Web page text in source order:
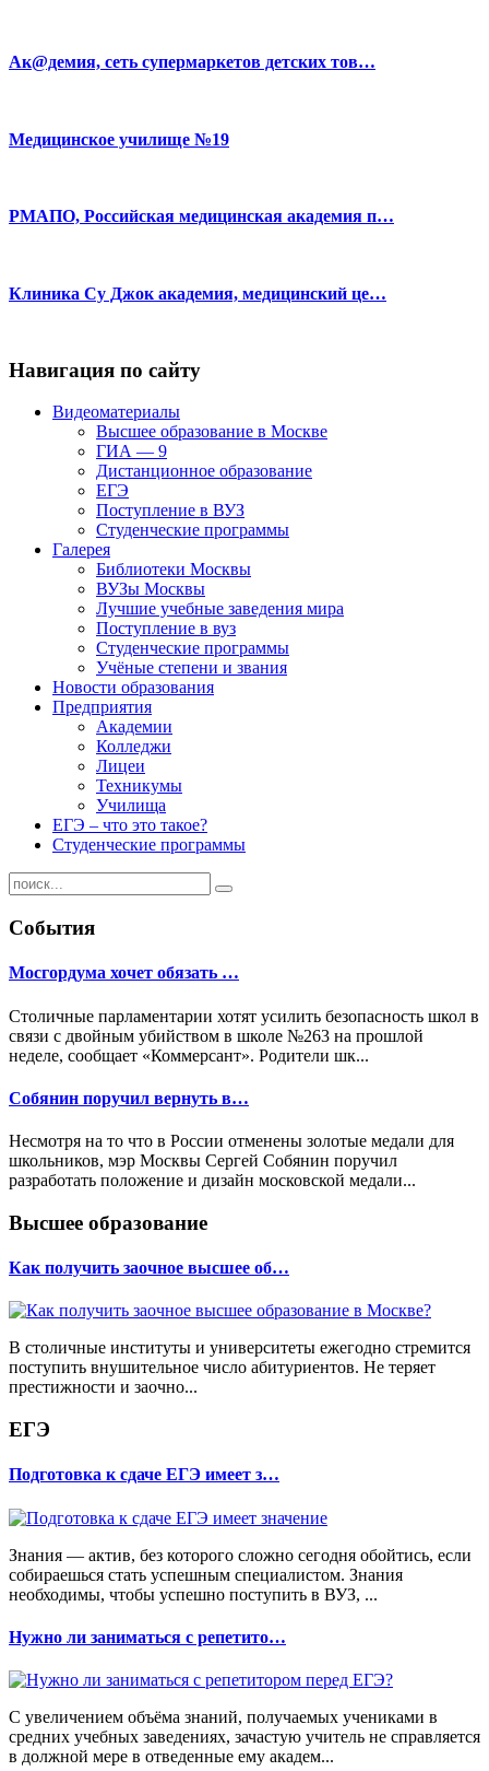
Ак@демия, сеть супермаркетов детских тов…
Медицинское училище №19
РМАПО, Российская медицинская академия п…
Клиника Су Джок академия, медицинский це…
Навигация по сайту
Видеоматериалы
Высшее образование в Москве
ГИА — 9
Дистанционное образование
ЕГЭ
Поступление в ВУЗ
Студенческие программы
Галерея
Библиотеки Москвы
ВУЗы Москвы
Лучшие учебные заведения мира
Поступление в вуз
Студенческие программы
Учёные степени и звания
Новости образования
Предприятия
Академии
Колледжи
Лицеи
Техникумы
Училища
ЕГЭ – что это такое?
Студенческие программы
События
Мосгордума хочет обязать …
Столичные парламентарии хотят усилить безопасность школ в
связи с двойным убийством в школе №263 на прошлой
неделе, сообщает «Коммерсант». Родители шк...
Собянин поручил вернуть в…
Несмотря на то что в России отменены золотые медали для
школьников, мэр Москвы Сергей Собянин поручил
разработать положение и дизайн московской медали...
Высшее образование
Как получить заочное высшее об…
В столичные институты и университеты ежегодно стремится
поступить внушительное число абитуриентов. Не теряет
престижности и заочно...
ЕГЭ
Подготовка к сдаче ЕГЭ имеет з…
Знания — актив, без которого сложно сегодня обойтись, если
собираешься стать успешным специалистом. Знания
необходимы, чтобы успешно поступить в ВУЗ, ...
Нужно ли заниматься с репетито…
С увеличением объёма знаний, получаемых учениками в
средних учебных заведениях, зачастую учитель не справляется
в должной мере в отведенные ему академ...